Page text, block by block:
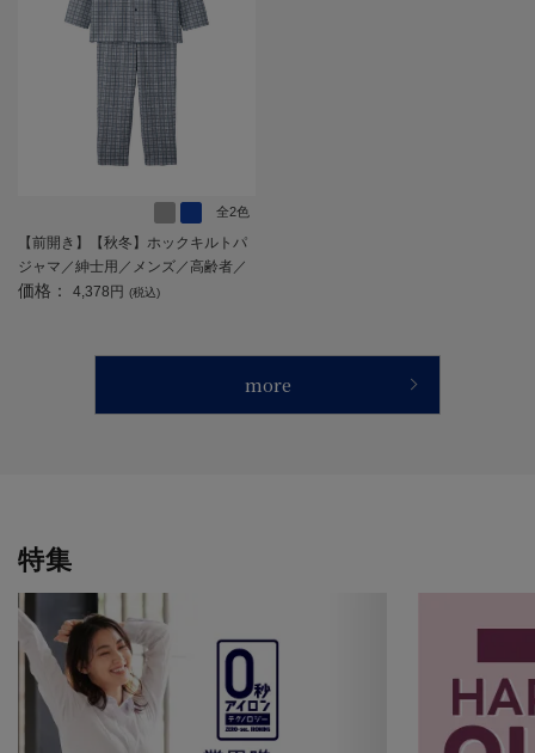
全2色
【前開き】【秋冬】ホックキルトパ
ジャマ／紳士用／メンズ／高齢者／
シニア／洗濯機OK／ホックボタン／
価格： 4,378円 (税込)
more
特集